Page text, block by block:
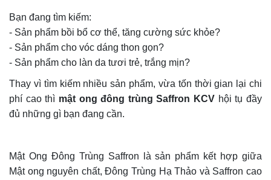
Bạn đang tìm kiếm:
- Sản phẩm bồi bổ cơ thể, tăng cường sức khỏe?
- Sản phẩm cho vóc dáng thon gọn?
- Sản phẩm cho làn da tươi trẻ, trắng mịn?
Thay vì tìm kiếm nhiều sản phẩm, vừa tốn thời gian lại chi
phí cao thì mật ong đông trùng Saffron KCV hội tụ đầy
đủ những gì bạn đang cần.
Mật Ong Đông Trùng Saffron là sản phẩm kết hợp giữa
Mật ong nguyên chất, Đông Trùng Hạ Thảo và Saffron cao